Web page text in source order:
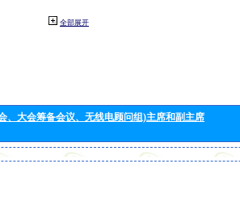
全部展开
、大会筹备会议、无线电顾问组)主席和副主席